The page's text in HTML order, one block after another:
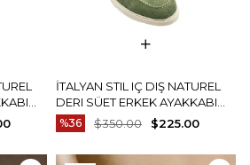
İTALYAN STIL IÇ DIŞ NATUREL
DERI SÜET ERKEK AYAKKABI
YEŞIL T15216-28
%36 $225.00
$350.00